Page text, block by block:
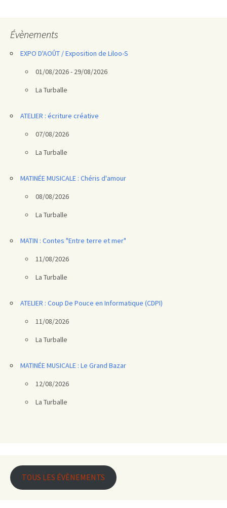
Évènements
EXPO D'AOÛT / Exposition de Liloo-S
01/08/2026 - 29/08/2026
La Turballe
ATELIER : écriture créative
07/08/2026
La Turballe
MATINÉE MUSICALE : Chéris d'amour
08/08/2026
La Turballe
MATIN : Contes "Entre terre et mer"
11/08/2026
La Turballe
ATELIER : Coup De Pouce en Informatique (CDPI)
11/08/2026
La Turballe
MATINÉE MUSICALE : Le Grand Bazar
12/08/2026
La Turballe
TOUS LES ÉVÈNEMENTS